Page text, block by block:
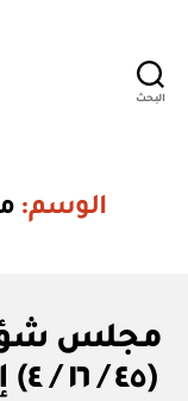
البحث
الوسم:
التصنيفاتقمجلس